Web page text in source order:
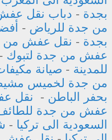
بجدة - دباب نقل
من جدة للرياض -
بجدة - نقل عفش من
عفش من جدة لتبوك -
للمدينة - صيانة
من جدة لخميس
بحفر الباطن - نقل
عفش من جدة
السعودية الى تركيا -